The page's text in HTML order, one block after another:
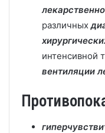
различных
интенсивной
вентиляции